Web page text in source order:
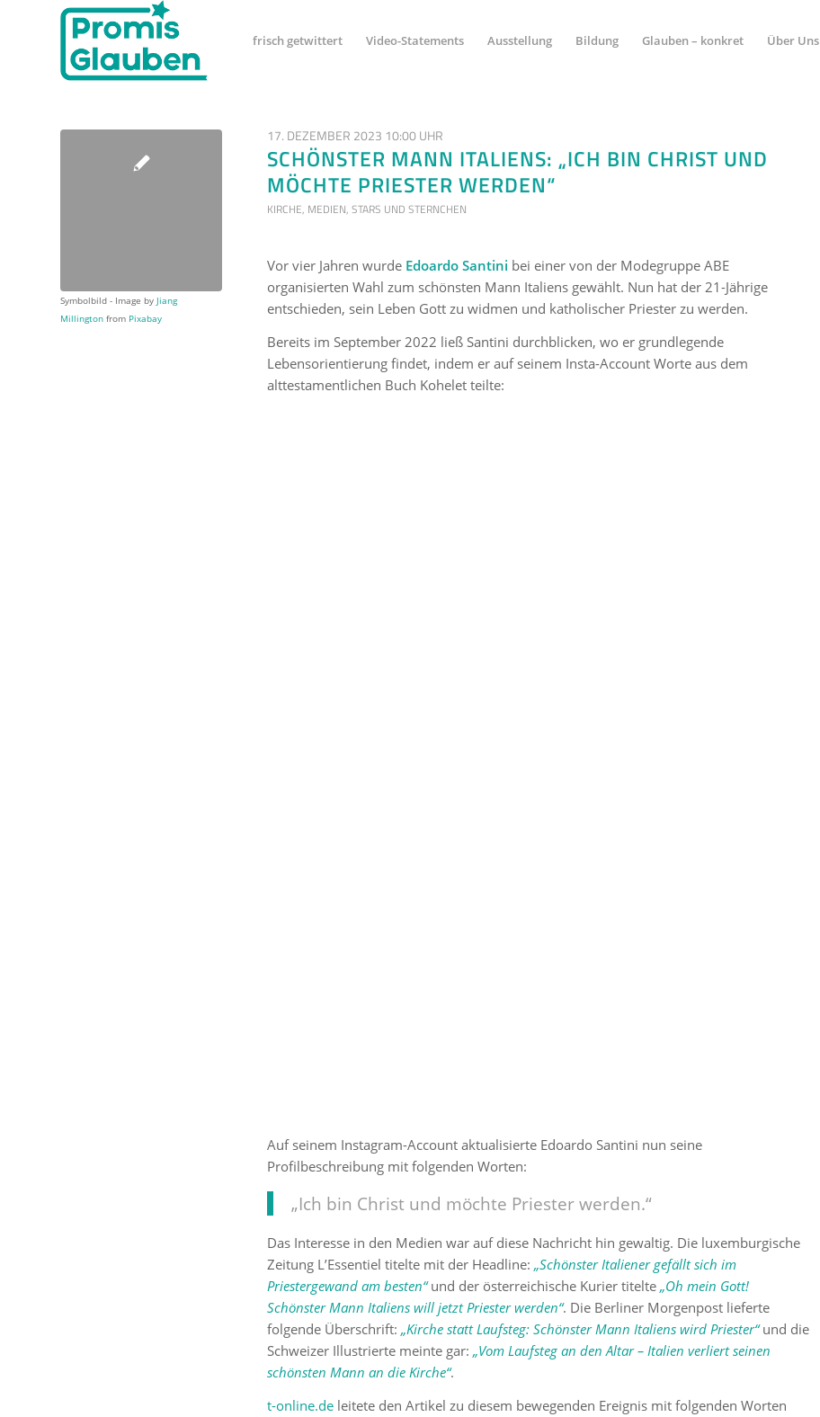
frisch getwittert Video-Statements Ausstellung Bildung Glauben – konkret Über Uns
Symbolbild - Image by Jiang
Millington from Pixabay
17. DEZEMBER 2023 10:00 UHR
SCHÖNSTER MANN ITALIENS: „ICH BIN CHRIST UND
MÖCHTE PRIESTER WERDEN“
KIRCHE, MEDIEN, STARS UND STERNCHEN
Vor vier Jahren wurde Edoardo Santini bei einer von der Modegruppe ABE
organisierten Wahl zum schönsten Mann Italiens gewählt. Nun hat der 21-Jährige
entschieden, sein Leben Gott zu widmen und katholischer Priester zu werden.
Bereits im September 2022 ließ Santini durchblicken, wo er grundlegende
Lebensorientierung findet, indem er auf seinem Insta-Account Worte aus dem
alttestamentlichen Buch Kohelet teilte:
Auf seinem Instagram-Account aktualisierte Edoardo Santini nun seine
Profilbeschreibung mit folgenden Worten:
„Ich bin Christ und möchte Priester werden.“
Das Interesse in den Medien war auf diese Nachricht hin gewaltig. Die luxemburgische
Zeitung L’Essentiel titelte mit der Headline: „Schönster Italiener gefällt sich im
Priestergewand am besten“ und der österreichische Kurier titelte „Oh mein Gott!
Schönster Mann Italiens will jetzt Priester werden“. Die Berliner Morgenpost lieferte
folgende Überschrift: „Kirche statt Laufsteg: Schönster Mann Italiens wird Priester“und die
Schweizer Illustrierte meinte gar: „Vom Laufsteg an den Altar – Italien verliert seinen
schönsten Mann an die Kirche“.
t-online.de leitete den Artikel zu diesem bewegenden Ereignis mit folgenden Worten